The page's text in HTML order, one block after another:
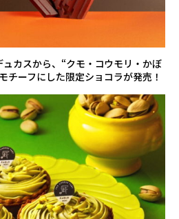
カスから、“クモ・コウモリ・かぼ
チーフにした限定ショコラが発売！